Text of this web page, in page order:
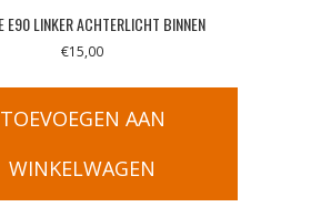
E90 LINKER ACHTERLICHT BINNEN
€15,00
TOEVOEGEN AAN
WINKELWAGEN